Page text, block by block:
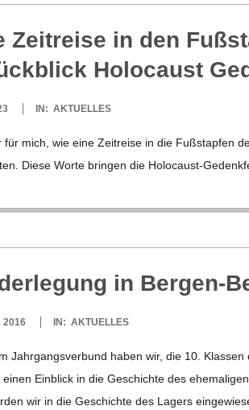
Zeit­reise in den
Holo­caust
IN: AKTUELLES
für mich, wie eine Zeit­reise in die Fuß­stap­fen
Diese Worte brin­gen die Holo­­caust-
in Bergen-
2016 IN: AKTUELLES
Jahr­gangs­ver­bund haben wir, die 10.
Ein­blick in die Geschichte des
wir in die Geschichte des Lagers